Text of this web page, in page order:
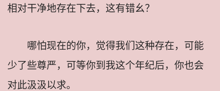
相对干净地存在下去，这有错幺？
哪怕现在的你，觉得我们这种存在，可能
少了些尊严，可等你到我这个年纪后，你也会
对此汲汲以求。